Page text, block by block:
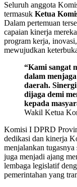
Seluruh anggota
termasuk Ketua
Dalam pertemuan
capaian kinerja
program kerja,
mewujudkan
“Kami sangat
dalam
daerah.
dijaga demi
kepada
Wakil Ketua
Komisi I DPRD
dedikasi dan kinerja
menjalankan
juga menjadi ajang
lembaga legislatif
pemerintahan yang